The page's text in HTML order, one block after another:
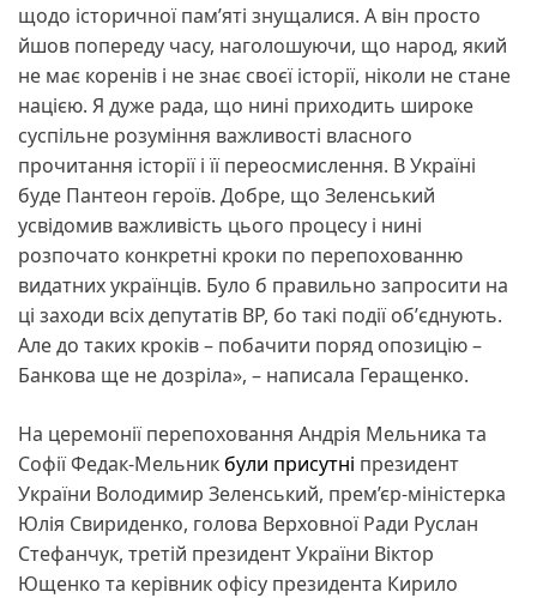
щодо історичної памʼяті знущалися. А він просто
йшов попереду часу, наголошуючи, що народ, який
не має коренів і не знає своєї історії, ніколи не стане
нацією. Я дуже рада, що нині приходить широке
суспільне розуміння важливості власного
прочитання історії і її переосмислення. В Україні
буде Пантеон героїв. Добре, що Зеленський
усвідомив важливість цього процесу і нині
розпочато конкретні кроки по перепохованню
видатних українців. Було б правильно запросити на
ці заходи всіх депутатів ВР, бо такі події обʼєднують.
Але до таких кроків – побачити поряд опозицію –
Банкова ще не дозріла», – написала Геращенко.
На церемонії перепоховання Андрія Мельника та
Софії Федак-Мельник були присутні президент
України Володимир Зеленський, прем’єр-міністерка
Юлія Свириденко, голова Верховної Ради Руслан
Стефанчук, третій президент України Віктор
Ющенко та керівник офісу президента Кирило